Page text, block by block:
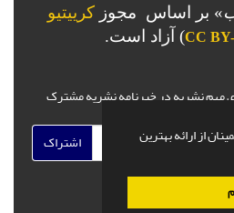
از ارائه بهترین
» بر اساس مجوز کرییتیو
CC) آزاد است.
مهم نشریه در خبرنامه نشریه مشترک
اشتراک